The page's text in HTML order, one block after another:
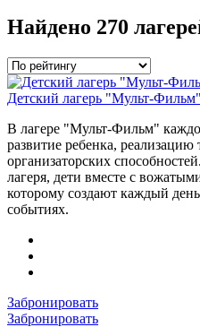
Найдено 270
Детский лагерь "Мульт-Фильм"
В лагере "Мульт-Фильм"
развитие ребенка, реализацию
организаторских
лагеря, дети вместе с
которому создают каждый
событиях.
Забронировать
Забронировать